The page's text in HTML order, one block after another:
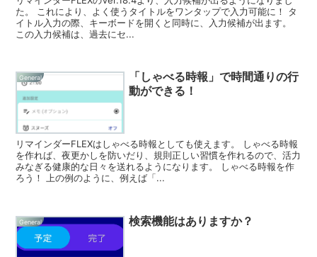
た。 これにより、よく使うタイトルをワンタップで入力可能に！ タ
イトル入力の際、キーボードを開くと同時に、入力候補が出ます。
この入力候補は、過去にセ...
General
「しゃべる時報」で時間通りの行
動ができる！
リマインダーFLEXはしゃべる時報としても使えます。 しゃべる時報
を作れば、夜更かしを防いだり、規則正しい習慣を作れるので、活力
みなぎる健康的な日々を送れるようになります。 しゃべる時報を作
ろう！ 上の例のように、例えば「...
General 検索機能はありますか？